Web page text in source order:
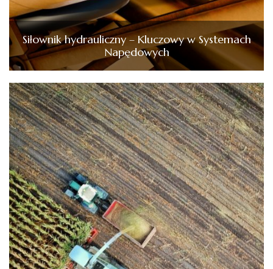
Siłownik hydrauliczny – Kluczowy w Systemach
Napędowych